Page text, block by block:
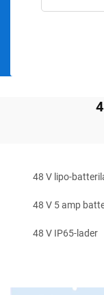
48 V lipo-
48 V 5 amp
48 V IP65-lader